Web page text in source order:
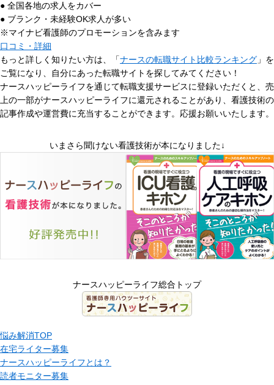
● 全国各地の求人をカバー
● ブランク・未経験OK求人が多い
※マイナビ看護師のプロモーションを含みます
口コミ・詳細
もっと詳しく知りたい方は、「ナースの転職サイト比較ランキング 」を
ご覧になり、自分にあった転職サイトを探してみてください！
ナースハッピーライフを通じて転職支援サービスに登録いただくと、売
上の一部がナースハッピーライフに還元されることがあり、看護技術の
記事作成や運営費に充当することができます。応援お願いいたします。
いまさら聞けない看護技術が本になりました↓
ナースハッピーライフ総合トップ
悩み解消TOP
在宅ライター募集
ナースハッピーライフとは？
読者モニター募集